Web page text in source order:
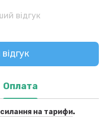
відгук
Оплата
на тарифи.